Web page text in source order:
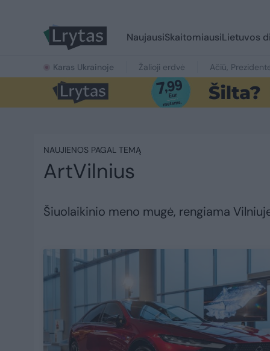
NaujausiSkaitomiausiLietuvos
Karas Ukrainoje Žalioji erdvė Ačiū,
NAUJIENOS PAGAL TEMĄ
ArtVilnius
Šiuolaikinio meno mugė, rengiama